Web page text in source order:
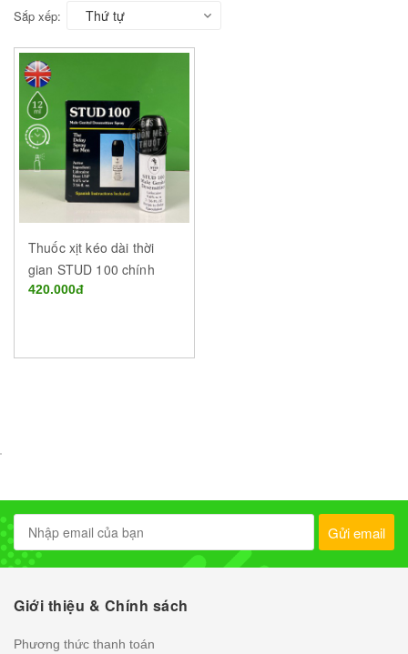
Sắp xếp: Thứ tự
Thuốc xịt kéo dài thời
gian STUD 100 chính
hãng tại Buôn Ma Thuột
420.000đ
Gửi email
Giới thiệu & Chính sách
Phương thức thanh toán